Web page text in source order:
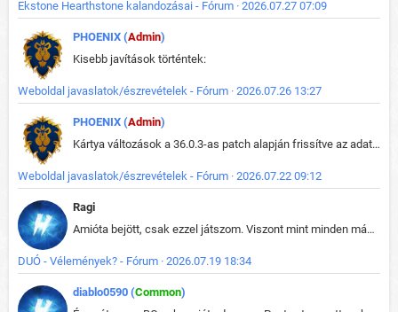
Ekstone Hearthstone kalandozásai - Fórum · 2026.07.27 07:09
PHOENIX (Admin)
Kisebb javítások történtek:
Weboldal javaslatok/észrevételek - Fórum · 2026.07.26 13:27
PHOENIX (Admin)
Kártya változások a 36.0.3-as patch alapján frissítve az adatbázisban (képek is cserélve).
Weboldal javaslatok/észrevételek - Fórum · 2026.07.22 09:12
Ragi
Amióta bejött, csak ezzel játszom. Viszont mint minden más - akár az alapjáték is, ez is baromira összetett lett. Néha már pár kör után is esélytelen az egész. Vagy irreállisan túltápol valaki, vagy lelép a partner, vagy csak hülye mint a segg. És amikor eljönne az én időm, na akkor jön el mindenki másé is. Engem jobban érdekelne, hogy ki milyen ratingen szokott játszani. Na ez lenne egy érdekes adat.
DUÓ - Vélemények? - Fórum · 2026.07.19 18:34
diablo0590 (Common)